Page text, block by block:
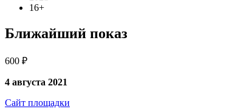
16+
Ближайший показ
600 ₽
4 августа 2021
Сайт площадки